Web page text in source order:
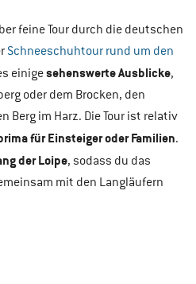
feine Tour durch die deutschen
Schneeschuhtour rund um den
einigesehenswerte Ausblicke,
oder dem Brocken, den
im Harz. Die Tour ist relativ
für Einsteiger oder Familien.
der Loipe, sodass du das
mit den Langläufern